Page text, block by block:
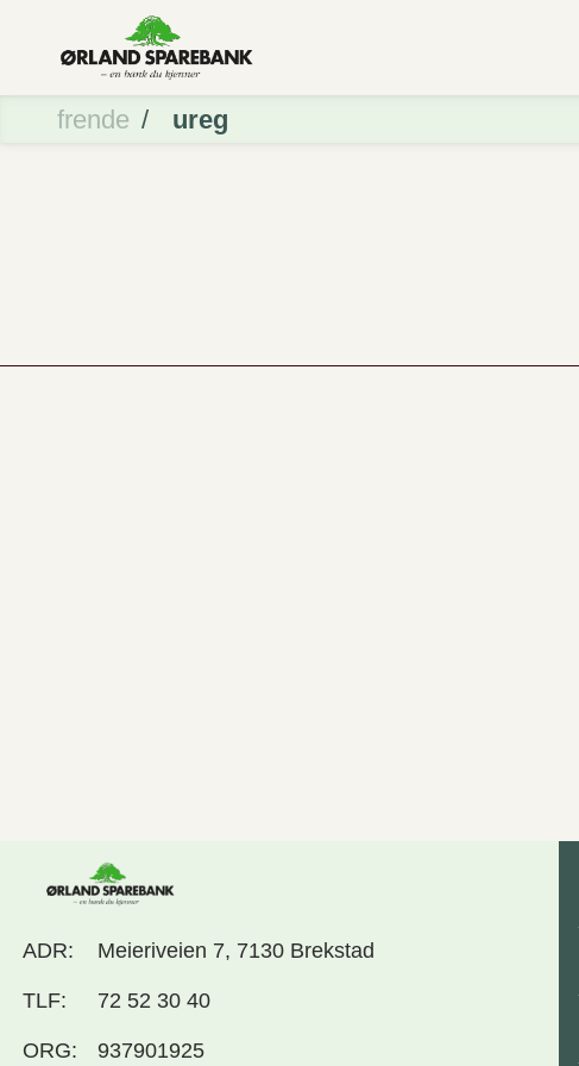
frende ureg
ADR: Meieriveien 7, 7130 Brekstad
TLF: 72 52 30 40
ORG: 937901925